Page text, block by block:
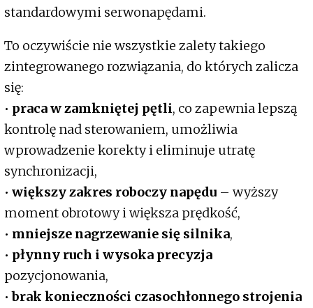
standardowymi serwonapędami.
To oczywiście nie wszystkie zalety takiego
zintegrowanego rozwiązania, do których zalicza
się:
• praca w zamkniętej pętli, co zapewnia lepszą
kontrolę nad sterowaniem, umożliwia
wprowadzenie korekty i eliminuje utratę
synchronizacji,
• większy zakres roboczy napędu – wyższy
moment obrotowy i większa prędkość,
• mniejsze nagrzewanie się silnika,
• płynny ruch i wysoka precyzja
pozycjonowania,
•brak konieczności czasochłonnego strojenia